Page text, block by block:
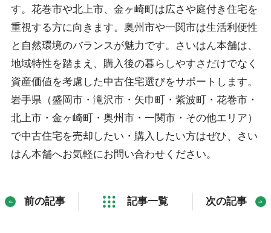
す。花巻市や北上市、金ヶ崎町は広さや庭付き住宅を
重視する方に向きます。奥州市や一関市は生活利便性
と自然環境のバランスが魅力です。さいはん本舗は、
地域特性を踏まえ、購入後の暮らしやすさだけでなく
資産価値を考慮した中古住宅選びをサポートします。
岩手県（盛岡市・滝沢市・矢巾町・紫波町・花巻市・
北上市・金ヶ崎町・奥州市・一関市・その他エリア）
で中古住宅を売却したい・購入したい方はぜひ、さい
はん本舗へお気軽にお問い合わせください。
前の記事 記事一覧 次の記事